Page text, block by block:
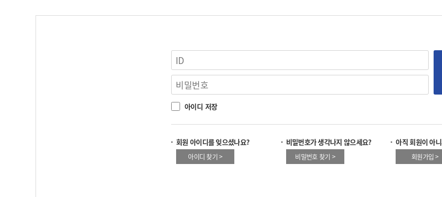
아이디 저장
회원 아이디를 잊으셨나요?
아이디 찾기 >
비밀번호가 생각나지 않으세요?
비밀번호 찾기 >
아직 회원이 아
회원가입 >